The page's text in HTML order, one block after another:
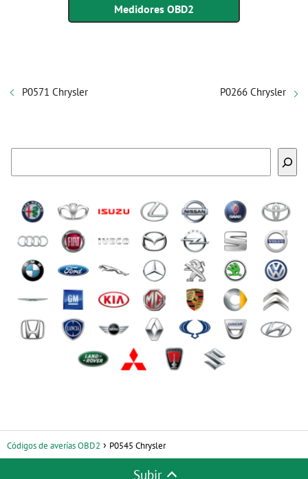
Medidores OBD2
P0571 Chrysler P0266 Chrysler
Códigos de averías OBD2 P0545 Chrysler
Subir